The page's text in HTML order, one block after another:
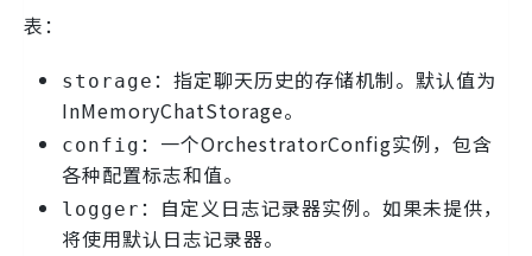
表：
storage ：指定聊天历史的存储机制。默认值为
InMemoryChatStorage。
config ：一个OrchestratorConfig实例，包含
各种配置标志和值。
logger ：自定义日志记录器实例。如果未提供，
将使用默认日志记录器。